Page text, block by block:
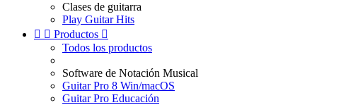
Clases de guitarra
Play Guitar Hits
  Productos 
Todos los productos
Software de Notación Musical
Guitar Pro 8 Win/macOS
Guitar Pro Educación